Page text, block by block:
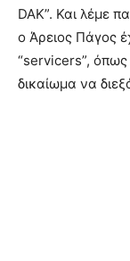
DAK”. Και λέμε
ο Άρειος Πάγος
“servicers”,
δικαίωμα να